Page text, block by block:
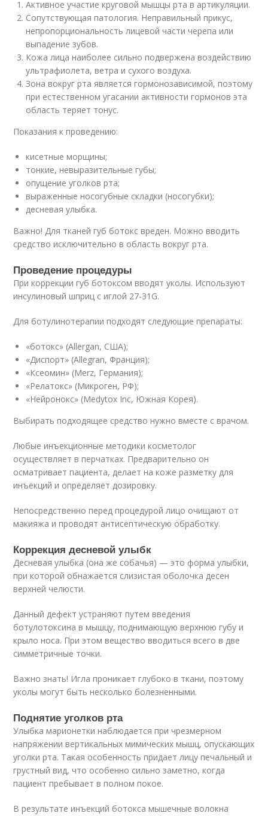
Активное участие круговой мышцы рта в артикуляции.
Сопутствующая патология. Неправильный прикус,
непропорциональность лицевой части черепа или
выпадение зубов.
Кожа лица наиболее сильно подвержена воздействию
ультрафиолета, ветра и сухого воздуха.
Зона вокруг рта является гормонозависимой, поэтому
при естественном угасании активности гормонов эта
область теряет тонус.
Показания к проведению:
кисетные морщины;
тонкие, невыразительные губы;
опущение уголков рта;
выраженные носогубные складки (носогубки);
десневая улыбка.
Важно! Для тканей губ ботокс вреден. Можно вводить
средство исключительно в область вокруг рта.
Проведение процедуры
При коррекции губ ботоксом вводят уколы. Используют
инсулиновый шприц с иглой 27-31G.
Для ботулинотерапии подходят следующие препараты:
«ботокс» (Allergan, США);
«Диспорт» (Allegran, Франция);
«Ксеомин» (Merz, Германия);
«Релатокс» (Микроген, РФ);
«Нейронокс» (Medytox Inc, Южная Корея).
Выбирать подходящее средство нужно вместе с врачом.
Любые инъекционные методики косметолог
осуществляет в перчатках. Предварительно он
осматривает пациента, делает на коже разметку для
инъекций и определяет дозировку.
Непосредственно перед процедурой лицо очищают от
макияжа и проводят антисептическую обработку.
Коррекция десневой улыбк
Десневая улыбка (она же собачья) — это форма улыбки,
при которой обнажается слизистая оболочка десен
верхней челюсти.
Данный дефект устраняют путем введения
ботулотоксина в мышцу, поднимающую верхнюю губу и
крыло носа. При этом вещество вводиться всего в две
симметричные точки.
Важно знать! Игла проникает глубоко в ткани, поэтому
уколы могут быть несколько болезненными.
Поднятие уголков рта
Улыбка марионетки наблюдается при чрезмерном
напряжении вертикальных мимических мышц, опускающих
уголки рта. Такая особенность придает лицу печальный и
грустный вид, что особенно сильно заметно, когда
пациент пребывает в полном покое.
В результате инъекций ботокса мышечные волокна